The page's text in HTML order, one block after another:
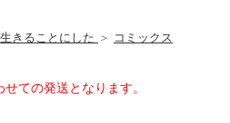
きることにした ＞ コミックス
ての発送となります。